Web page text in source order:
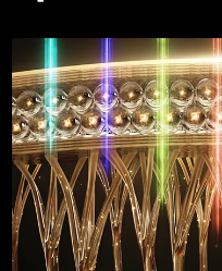
Lituânia
Luxemburgo
Macau, RAE da
China
Malásia